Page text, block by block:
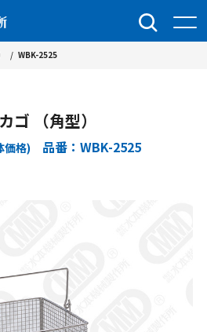
/ WBK-2525
ゴ （角型）
価格) 品番：WBK-2525